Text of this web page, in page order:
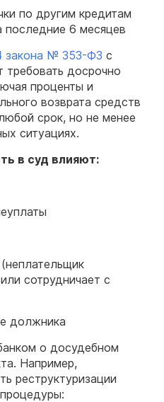
по другим кредитам
6 месяцев
закона № 353-ФЗ с
требовать досрочно
проценты и
возврата средств
срок, но не менее
ситуациях.
в суд влияют:
сотрудничает с
должника
о досудебном
Например,
реструктуризации